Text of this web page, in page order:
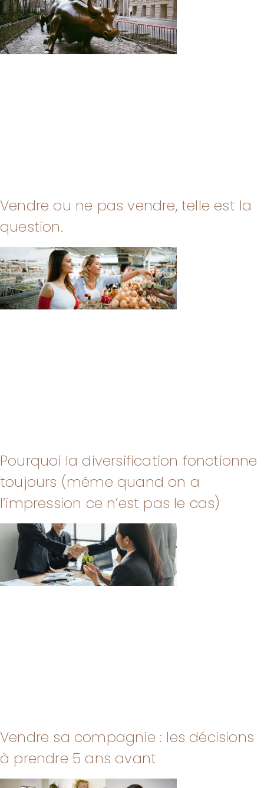
Vendre ou ne pas vendre, telle est la
question.
Pourquoi la diversification fonctionne
toujours (même quand on a
l’impression ce n’est pas le cas)
Vendre sa compagnie : les décisions
à prendre 5 ans avant